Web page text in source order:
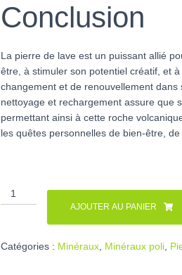
Conclusion
La pierre de lave est un puissant allié
être, à stimuler son potentiel créatif, et
changement et de renouvellement
nettoyage et rechargement assure que
permettant ainsi à cette roche
les quêtes personnelles de bien-être,
quantité
de
lave
AJOUTER AU PANIER
Catégories : Minéraux Minéraux poli